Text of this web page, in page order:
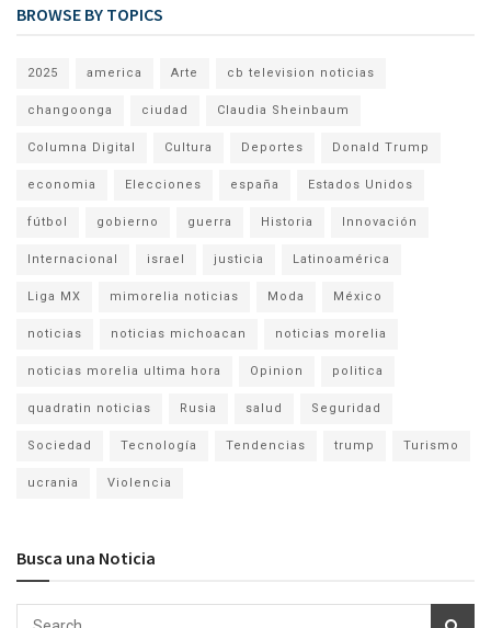
BROWSE BY TOPICS
2025 america Arte cb television noticias
changoonga ciudad Claudia Sheinbaum
Columna Digital Cultura Deportes Donald Trump
economia Elecciones españa Estados Unidos
fútbol gobierno guerra Historia Innovación
Internacional israel justicia Latinoamérica
Liga MX mimorelia noticias Moda México
noticias noticias michoacan noticias morelia
noticias morelia ultima hora Opinion politica
quadratin noticias Rusia salud Seguridad
Sociedad Tecnología Tendencias trump Turismo
ucrania Violencia
Busca una Noticia